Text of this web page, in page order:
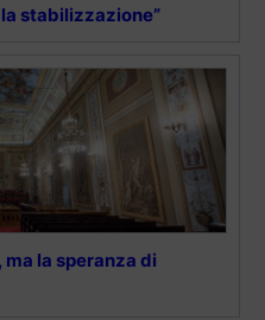
stabilizzazione”
ma la speranza di